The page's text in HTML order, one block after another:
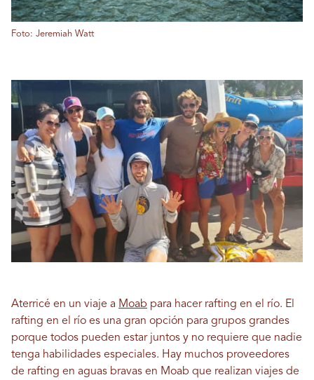
Foto: Jeremiah Watt
Aterricé en un viaje a Moab para hacer rafting en el río. El
rafting en el río es una gran opción para grupos grandes
porque todos pueden estar juntos y no requiere que nadie
tenga habilidades especiales. Hay muchos proveedores
de rafting en aguas bravas en Moab que realizan viajes de